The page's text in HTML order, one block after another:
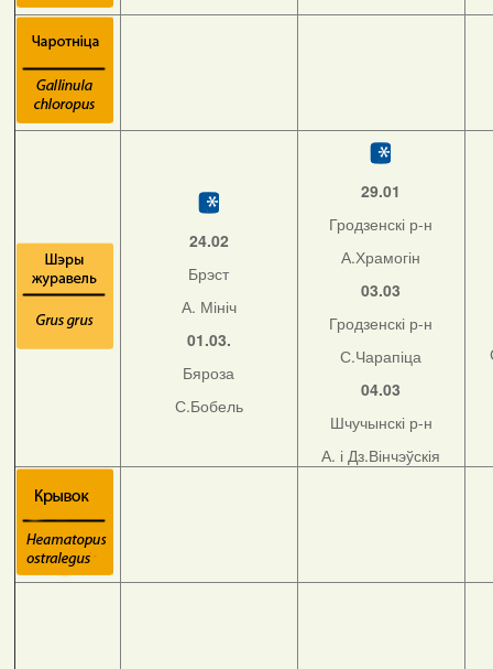
24.02
Брэст
А. Мініч
01.03.
Бяроза
С.Бобель
29.01
Гродзенскі р-н
А.Храмогін
03.03
Гродзенскі р-н
С.Чарапіца
04.03
Шчучынскі р-н
А. і Дз.Вінчэўскія